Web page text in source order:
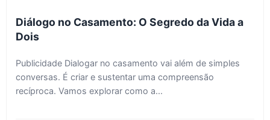
Diálogo no Casamento: O Segredo da Vida a
Dois
Publicidade Dialogar no casamento vai além de simples
conversas. É criar e sustentar uma compreensão
recíproca. Vamos explorar como a...